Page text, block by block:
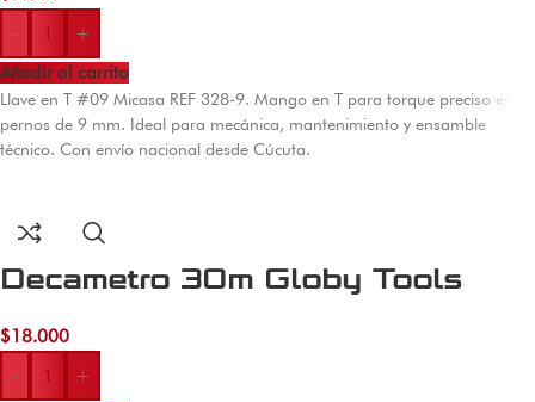
-
+
Añadir al carrito
Llave en T #09 Micasa REF 328-9. Mango en T para torque preciso en
pernos de 9 mm. Ideal para mecánica, mantenimiento y ensamble
técnico. Con envío nacional desde Cúcuta.
Decametro 30m Globy Tools
$18.000
-
+